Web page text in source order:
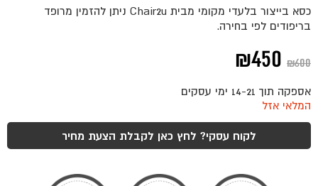
כסא בייצור בלעדי מקומי מבית Chair2u ניתן להזמין מרופד
בריפודים לפי בחירה.
₪600
המחיר
המקורי
היה:
₪600.
₪450
הנוכחי
₪450.
אספקה תוך 14-21 ימי עסקים
המלאי אזל
לקוח עסקי? לחץ כאן לקבלת הצעת מחיר